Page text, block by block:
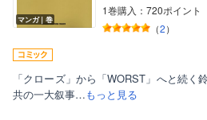
マンガ｜巻
1巻購入：720ポイント
（2）
「クローズ」から「WORST」へと続く
共の一大叙事…もっと見る